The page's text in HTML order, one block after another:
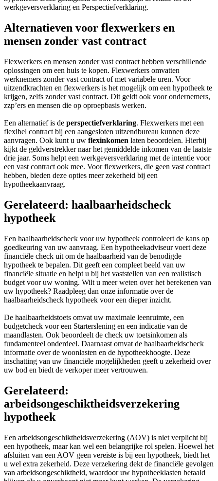
werkgeversverklaring en Perspectiefverklaring.
Alternatieven voor flexwerkers en
mensen zonder vast contract
Flexwerkers en mensen zonder vast contract hebben verschillende
oplossingen om een huis te kopen. Flexwerkers omvatten
werknemers zonder vast contract of met variabele uren. Voor
uitzendkrachten en flexwerkers is het mogelijk om een hypotheek te
krijgen, zelfs zonder vast contract. Dit geldt ook voor ondernemers,
zzp’ers en mensen die op oproepbasis werken.
Een alternatief is de perspectiefverklaring. Flexwerkers met een
flexibel contract bij een aangesloten uitzendbureau kunnen deze
aanvragen. Ook kunt u uw flexinkomen laten beoordelen. Hierbij
kijkt de geldverstrekker naar het gemiddelde inkomen van de laatste
drie jaar. Soms helpt een werkgeversverklaring met de intentie voor
een vast contract ook mee. Voor flexwerkers, die geen vast contract
hebben, bieden deze opties meer zekerheid bij een
hypotheekaanvraag.
Gerelateerd: haalbaarheidscheck
hypotheek
Een haalbaarheidscheck voor uw hypotheek controleert de kans op
goedkeuring van uw aanvraag. Een hypotheekadviseur voert deze
financiële check uit om de haalbaarheid van de benodigde
hypotheek te bepalen. Dit geeft een compleet beeld van uw
financiële situatie en helpt u bij het vaststellen van een realistisch
budget voor uw woning. Wilt u meer weten over het berekenen van
uw hypotheek? Raadpleeg dan onze informatie over de
haalbaarheidscheck hypotheek voor een dieper inzicht.
De haalbaarheidstoets omvat uw maximale leenruimte, een
budgetcheck voor een Starterslening en een indicatie van de
maandlasten. Ook beoordeelt de check uw toetsinkomen als
fundamenteel onderdeel. Daarnaast omvat de haalbaarheidscheck
informatie over de woonlasten en de hypotheekhoogte. Deze
inschatting van uw financiële mogelijkheden geeft u zekerheid over
uw bod en biedt de verkoper meer vertrouwen.
Gerelateerd:
arbeidsongeschiktheidsverzekering
hypotheek
Een arbeidsongeschiktheidsverzekering (AOV) is niet verplicht bij
een hypotheek, maar kan wel een belangrijke rol spelen. Hoewel het
afsluiten van een AOV geen vereiste is bij een hypotheek, biedt het
u wel extra zekerheid. Deze verzekering dekt de financiële gevolgen
van arbeidsongeschiktheid, waardoor uw hypotheeklasten betaald